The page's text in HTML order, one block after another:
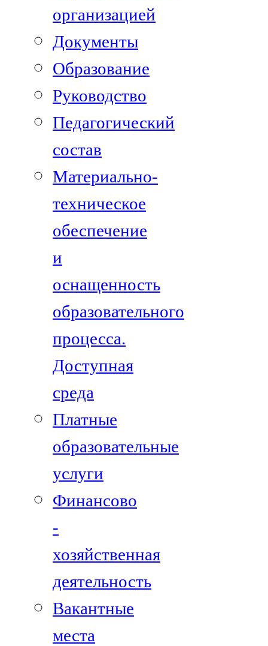
организацией
Документы
Образование
Руководство
Педагогический
состав
Материально-
техническое
обеспечение
и
оснащенность
образовательного
процесса.
Доступная
среда
Платные
образовательные
услуги
Финансово
-
хозяйственная
деятельность
Вакантные
места